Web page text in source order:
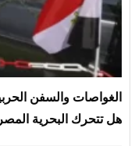
الغواصات والسفن
هل تتحرك البحرية